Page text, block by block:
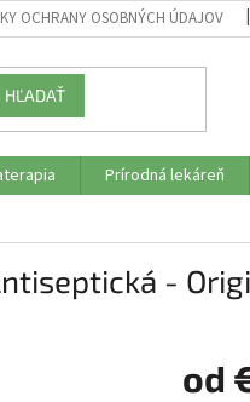
OCHRANY OSOBNÝCH ÚDAJOV
HĽADAŤ
Prírodná lekáreň
-
od